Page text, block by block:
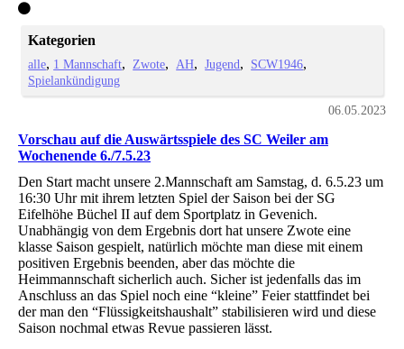
Kategorien
alle 1 Mannschaft Zwote AH Jugend
SCW1946
Spielankündigung
06.05.2023
Vorschau auf die Auswärtsspiele des SC Weiler am
Wochenende 6./7.5.23
Den Start macht unsere 2.Mannschaft am Samstag, d. 6.5.23 um
16:30 Uhr mit ihrem letzten Spiel der Saison bei der SG
Eifelhöhe Büchel II auf dem Sportplatz in Gevenich.
Unabhängig von dem Ergebnis dort hat unsere Zwote eine
klasse Saison gespielt, natürlich möchte man diese mit einem
positiven Ergebnis beenden, aber das möchte die
Heimmannschaft sicherlich auch. Sicher ist jedenfalls das im
Anschluss an das Spiel noch eine “kleine” Feier stattfindet bei
der man den “Flüssigkeitshaushalt” stabilisieren wird und diese
Saison nochmal etwas Revue passieren lässt.